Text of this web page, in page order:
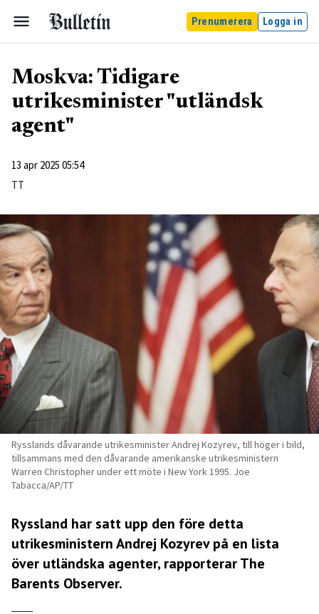
Prenumerera Logga in
Moskva: Tidigare
utrikesminister "utländsk
agent"
13 apr 2025 05:54
TT
Rysslands dåvarande utrikesminister Andrej Kozyrev, till höger i bild,
tillsammans med den dåvarande amerikanske utrikesministern
Warren Christopher under ett möte i New York 1995. Joe
Tabacca/AP/TT
Ryssland har satt upp den före detta
utrikesministern Andrej Kozyrev på en lista
över utländska agenter, rapporterar The
Barents Observer.